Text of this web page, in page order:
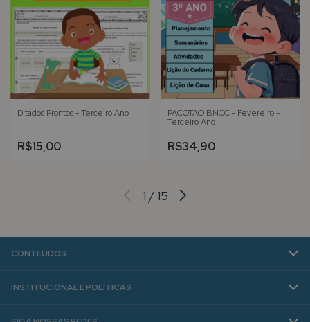
Ditados Prontos - Terceiro Ano
R$15,00
PACOTÃO BNCC - Fevereiro -
Terceiro Ano
R$34,90
1 /15
CONTEÚDOS
INSTITUCIONAL E POLÍTICAS